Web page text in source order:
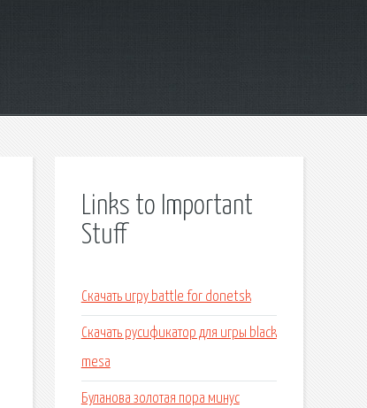
Links to Important
Stuff
Скачать игру battle for donetsk
Скачать русификатор для игры black
mesa
Буланова золотая пора минус